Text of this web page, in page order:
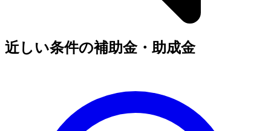
近しい条件の補助金・助成金